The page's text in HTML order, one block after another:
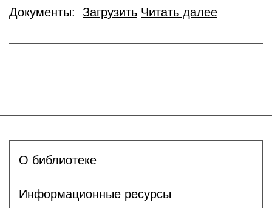
Документы: Загрузить Читать далее
О библиотеке
Информационные ресурсы